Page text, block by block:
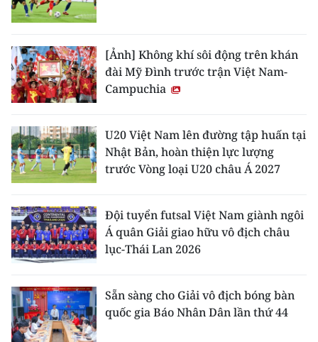
[Ảnh] Không khí sôi động trên khán
đài Mỹ Đình trước trận Việt Nam-
Campuchia
U20 Việt Nam lên đường tập huấn tại
Nhật Bản, hoàn thiện lực lượng
trước Vòng loại U20 châu Á 2027
Đội tuyển futsal Việt Nam giành ngôi
Á quân Giải giao hữu vô địch châu
lục-Thái Lan 2026
Sẵn sàng cho Giải vô địch bóng bàn
quốc gia Báo Nhân Dân lần thứ 44